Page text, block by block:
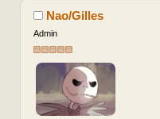
Nao/Gilles
Admin